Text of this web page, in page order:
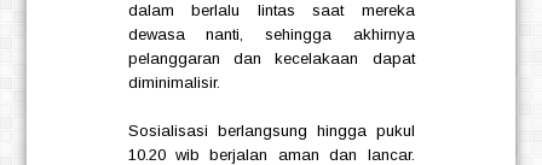
dalam berlalu lintas saat mereka
dewasa nanti, sehingga akhirnya
pelanggaran dan kecelakaan dapat
diminimalisir.
Sosialisasi berlangsung hingga pukul
10.20 wib berjalan aman dan lancar.